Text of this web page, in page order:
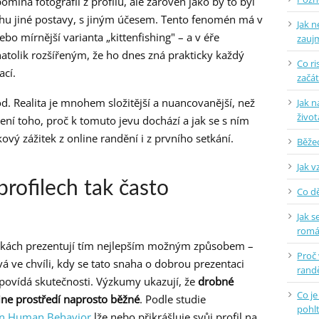
jiné postavy, s jiným účesem. Tento fenomén má v
mírnější varianta „kittenfishing" – a v éře
rozšířeným, že ho dnes zná prakticky každý
Realita je mnohem složitější a nuancovanější, než
toho, proč k tomuto jevu dochází a jak se s ním
zážitek z online randění i z prvního setkání.
tak často
prezentují tím nejlepším možným způsobem –
ve chvíli, kdy se tato snaha o dobrou prezentaci
skutečnosti. Výzkumy ukazují, že drobné
prostředí naprosto běžné. Podle studie
Jak
Co
Jak
Jak
Co
Jak
Proč
Co